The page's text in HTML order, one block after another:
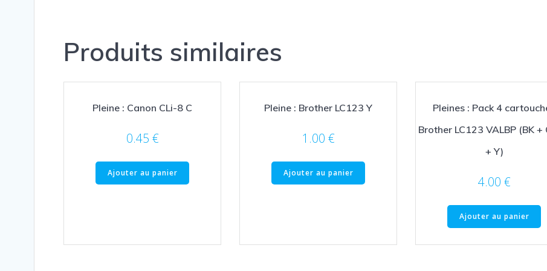
Produits similaires
Pleine : Canon CLi-8 C
0.45 €
Ajouter au panier
Pleine : Brother LC123 Y
1.00 €
Ajouter au panier
Pleines : Pack 4
Brother LC123 VALBP (BK +
+ Y)
4.00 €
Ajouter au panier